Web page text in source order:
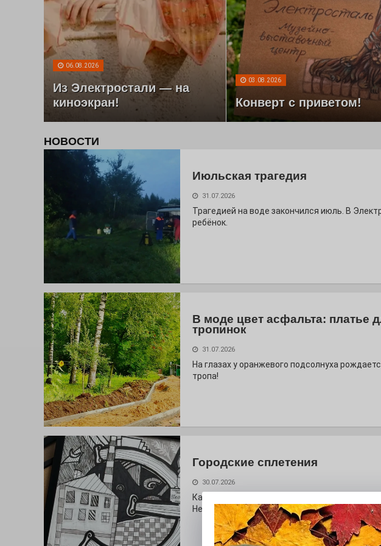
06.08.2026
Из Электростали — на
киноэкран!
03.08.2026
Конверт с приветом!
НОВОСТИ
Июльская трагедия
31.07.2026
Трагедией на воде закончился июль. В
ребёнок.
В моде цвет асфальта: платье
тропинок
31.07.2026
На глазах у оранжевого подсолнуха
тропа!
Городские сплетения
30.07.2026
Как выглядит буква Э в разрезе истории
Неожиданный вопрос, правда?